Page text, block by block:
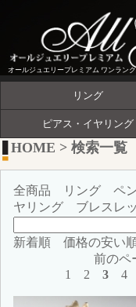
オールジュエリープレミアム ワンラン
リング
ピアス・イヤリング
HOME > 検索一覧
全商品 リング ペ
ヤリング
ブレスレ
新着順
価格の安い
前のペ
1
2 3 4